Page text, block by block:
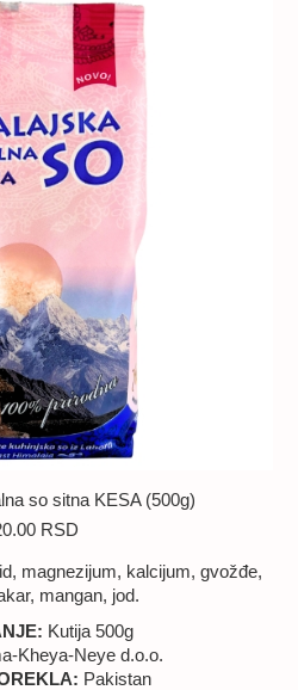
so sitna KESA (500g)
RSD
magnezijum, kalcijum, gvožđe,
mangan, jod.
Kutija 500g
Kheya-Neye d.o.o.
Pakistan